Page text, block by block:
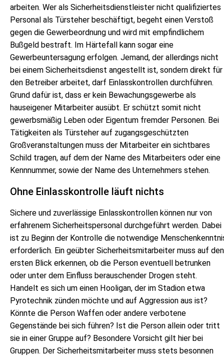
arbeiten. Wer als Sicherheitsdienstleister nicht qualifiziertes
Personal als Türsteher beschäftigt, begeht einen Verstoß
gegen die Gewerbeordnung und wird mit empfindlichem
Bußgeld bestraft. Im Härtefall kann sogar eine
Gewerbeuntersagung erfolgen. Jemand, der allerdings nicht
bei einem Sicherheitsdienst angestellt ist, sondern direkt für
den Betreiber arbeitet, darf Einlasskontrollen durchführen.
Grund dafür ist, dass er kein Bewachungsgewerbe als
hauseigener Mitarbeiter ausübt. Er schützt somit nicht
gewerbsmäßig Leben oder Eigentum fremder Personen. Bei
Tätigkeiten als Türsteher auf zugangsgeschützten
Großveranstaltungen muss der Mitarbeiter ein sichtbares
Schild tragen, auf dem der Name des Mitarbeiters oder eine
Kennnummer, sowie der Name des Unternehmers stehen.
Ohne Einlasskontrolle läuft nichts
Sichere und zuverlässige Einlasskontrollen können nur von
erfahrenem Sicherheitspersonal durchgeführt werden. Dabei
ist zu Beginn der Kontrolle die notwendige
erforderlich. Ein geübter Sicherheitsmitarbeiter muss auf den
ersten Blick erkennen, ob die Person eventuell betrunken
oder unter dem Einfluss berauschender Drogen steht.
Handelt es sich um einen Hooligan, der im Stadion etwa
Pyrotechnik zünden möchte und auf Aggression aus ist?
Könnte die Person Waffen oder andere verbotene
Gegenstände bei sich führen? Ist die Person allein oder tritt
sie in einer Gruppe auf? Besondere Vorsicht gilt hier bei
Gruppen. Der Sicherheitsmitarbeiter muss stets besonnen